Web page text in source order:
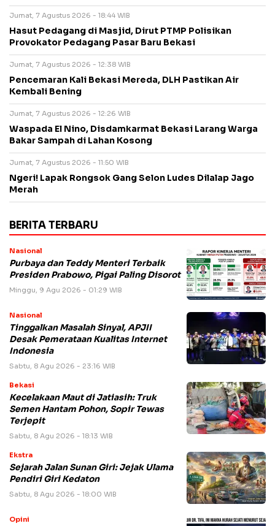
Jumat, 7 Agustus 2026 - 18:44 WIB
Hasut Pedagang di Masjid, Dirut PTMP Polisikan
Provokator Pedagang Pasar Baru Bekasi
Jumat, 7 Agustus 2026 - 12:38 WIB
Pencemaran Kali Bekasi Mereda, DLH Pastikan Air
Kembali Bening
Jumat, 7 Agustus 2026 - 12:26 WIB
Waspada El Nino, Disdamkarmat Bekasi Larang Warga
Bakar Sampah di Lahan Kosong
Jumat, 7 Agustus 2026 - 11:50 WIB
Ngeri! Lapak Rongsok Gang Selon Ludes Dilalap Jago
Merah
BERITA TERBARU
Nasional
Purbaya dan Teddy Menteri Terbaik
Presiden Prabowo, Pigai Paling Disorot
Minggu, 9 Agu 2026 - 01:29 WIB
Nasional
Tinggalkan Masalah Sinyal, APJII
Desak Pemerataan Kualitas Internet
Indonesia
Sabtu, 8 Agu 2026 - 23:16 WIB
Bekasi
Kecelakaan Maut di Jatiasih: Truk
Semen Hantam Pohon, Sopir Tewas
Terjepit
Sabtu, 8 Agu 2026 - 18:13 WIB
Ekstra
Sejarah Jalan Sunan Giri: Jejak Ulama
Pendiri Giri Kedaton
Sabtu, 8 Agu 2026 - 18:00 WIB
Opini